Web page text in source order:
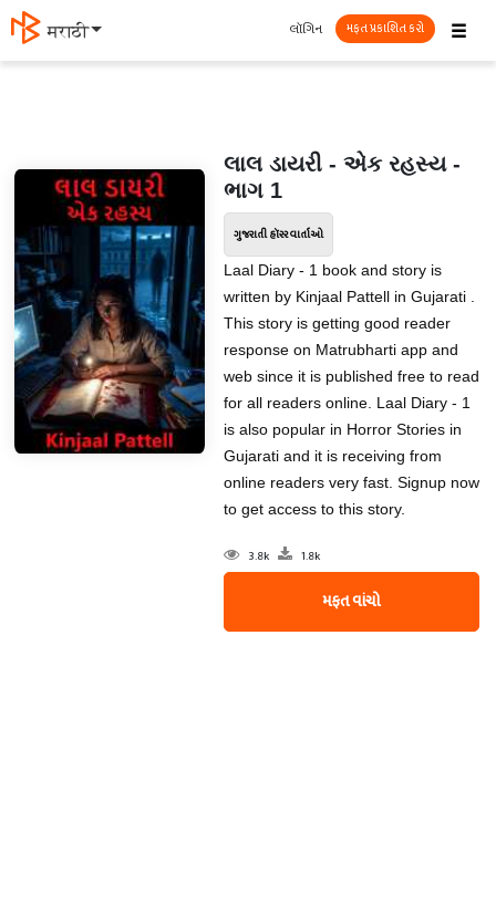
मराठी ☰
લૉગિન મફત પ્રકાશિત કરો
લાલ ડાયરી - એક રહસ્ય -
ભાગ 1
ગુજરાતી હૉરર વાર્તાઓ
Laal Diary - 1 book and story is
written by Kinjaal Pattell in Gujarati .
This story is getting good reader
response on Matrubharti app and
web since it is published free to read
for all readers online. Laal Diary - 1
is also popular in Horror Stories in
Gujarati and it is receiving from
online readers very fast. Signup now
to get access to this story.
3.8k 1.8k
મફત વાંચો